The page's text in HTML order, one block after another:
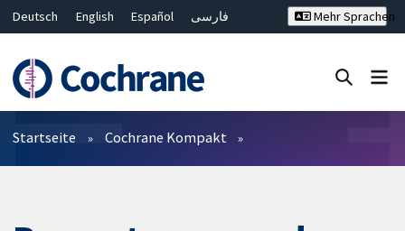
Deutsch English Español
فارسی
Bahasa Malaysia
ไทย
繁體中文
简体中文
Mehr Sprachen
Filter
Startseite Cochrane Kompakt